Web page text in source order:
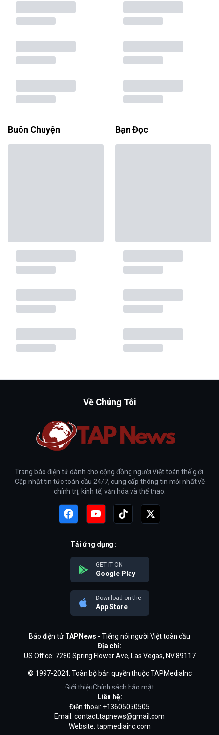
Buôn Chuyện Bạn Đọc
Về Chúng Tôi
Trang báo điện tử dành cho cộng đồng người Việt toàn thế giới.
Cập nhật tin tức toàn cầu 24/7, cung cấp thông tin mới nhất về
chính trị, kinh tế, văn hóa và thể thao.
Tải ứng dụng :
GET IT ON
Google Play
Download on the
App Store
Báo điện tử TAPNews - Tiếng nói người Việt toàn cầu
Địa chỉ:
US Office: 7280 Spring Flower Ave, Las Vegas, NV 89117
© 1997-2024. Toàn bộ bản quyền thuộc TAPMediaInc
Giới thiệuChính sách bảo mật
Liên hệ:
Điện thoại: +13605050505
Email: contact.tapnews@gmail.com
Website: tapmediainc.com